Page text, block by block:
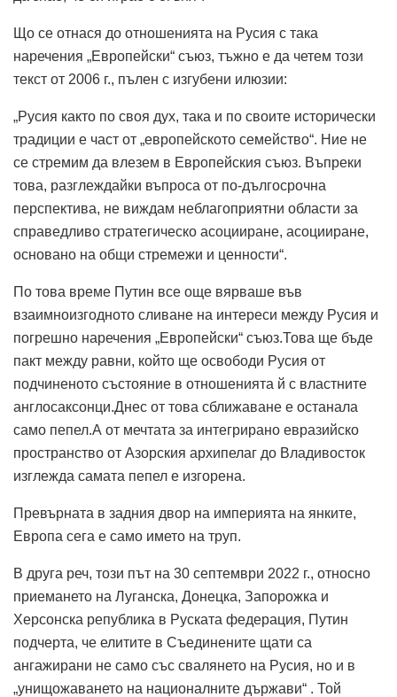
Що се отнася до отношенията на Русия с така
наречения „Европейски“ съюз, тъжно е да четем този
текст от 2006 г., пълен с изгубени илюзии:
„Русия както по своя дух, така и по своите исторически
традиции е част от „европейското семейство“. Ние не
се стремим да влезем в Европейския съюз. Въпреки
това, разглеждайки въпроса от по-дългосрочна
перспектива, не виждам неблагоприятни области за
справедливо стратегическо асоцииране, асоцииране,
основано на общи стремежи и ценности“.
По това време Путин все още вярваше във
взаимноизгодното сливане на интереси между Русия и
погрешно наречения „Европейски“ съюз.Това ще бъде
пакт между равни, който ще освободи Русия от
подчиненото състояние в отношенията й с властните
англосаксонци.Днес от това сближаване е останала
само пепел.А от мечтата за интегрирано евразийско
пространство от Азорския архипелаг до Владивосток
изглежда самата пепел е изгорена.
Превърната в задния двор на империята на янките,
Европа сега е само името на труп.
В друга реч, този път на 30 септември 2022 г., относно
приемането на Луганска, Донецка, Запорожка и
Херсонска република в Руската федерация, Путин
подчерта, че елитите в Съединените щати са
ангажирани не само със свалянето на Русия, но и в
„унищожаването на националните държави“ . Той